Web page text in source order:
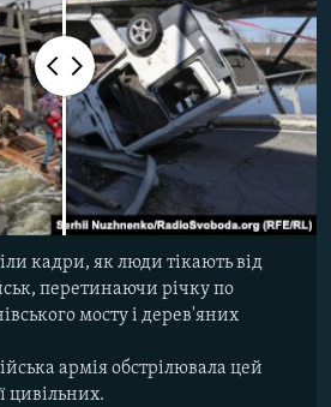
кадри, як люди тікають від
перетинаючи річку по
мосту і дерев'яних
армія обстрілювала цей
цивільних.